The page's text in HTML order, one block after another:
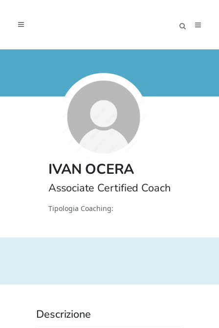
IVAN OCERA
Associate Certified Coach
Tipologia Coaching:
Descrizione